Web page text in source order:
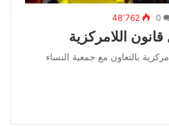
48٬762
اللامركزية
بالتعاون مع جمعية النساء